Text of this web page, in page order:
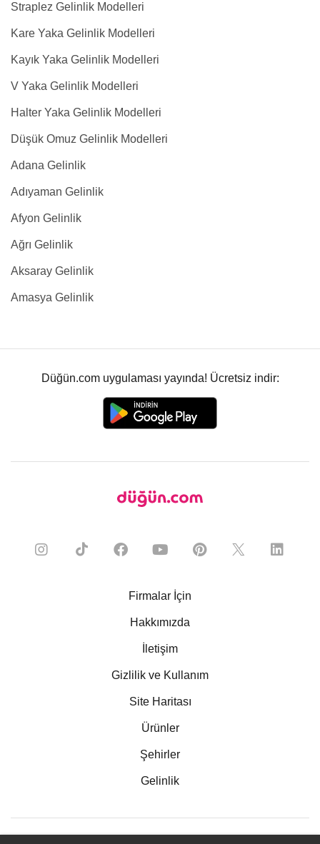
Straplez Gelinlik Modelleri
Kare Yaka Gelinlik Modelleri
Kayık Yaka Gelinlik Modelleri
V Yaka Gelinlik Modelleri
Halter Yaka Gelinlik Modelleri
Düşük Omuz Gelinlik Modelleri
Adana Gelinlik
Adıyaman Gelinlik
Afyon Gelinlik
Ağrı Gelinlik
Aksaray Gelinlik
Amasya Gelinlik
Düğün.com uygulaması yayında! Ücretsiz indir:
Firmalar İçin
Hakkımızda
İletişim
Gizlilik ve Kullanım
Site Haritası
Ürünler
Şehirler
Gelinlik